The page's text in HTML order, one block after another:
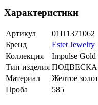
Характеристики
Артикул
01П1371062
Бренд
Estet Jewelry
Коллекция
Impulse Gold
Тип изделия ПОДВЕСКА
Материал
Желтое
Проба
585